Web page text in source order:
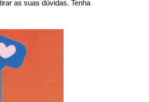
as suas dúvidas. Tenha